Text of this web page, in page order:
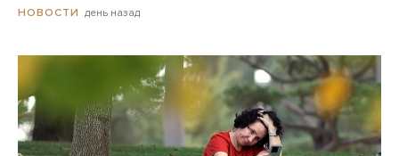
НОВОСТИ день назад